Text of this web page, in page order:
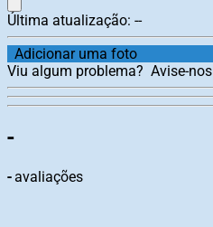
Última atualização: --
Adicionar uma foto
Viu algum problema? Avise-nos
-
-avaliações